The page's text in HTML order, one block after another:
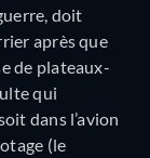
doit
après que
de plateaux-
qui
dans l’avion
(le